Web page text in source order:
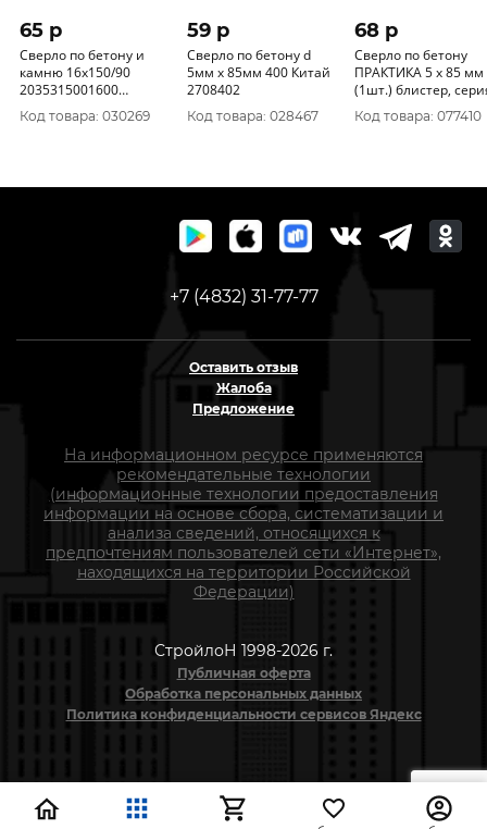
65 p
Сверло по бетону и
камню 16х150/90
2035315001600
ИНТЕРСКОЛ
Код товара: 030269
59 p
Сверло по бетону d
5мм х 85мм 400 Китай
2708402
Код товара: 028467
68 p
Сверло по бетону
ПРАКТИКА 5 х 85 мм
(1шт.) блистер, серия
Мастер 034-076
Код товара: 077410
+7 (4832) 31-77-77
Оставить отзыв
Жалоба
Предложение
На информационном ресурсе применяются
рекомендательные технологии
(информационные технологии предоставления
информации на основе сбора, систематизации и
анализа сведений, относящихся к
предпочтениям пользователей сети «Интернет»,
находящихся на территории Российской
Федерации)
СтройлоН 1998-2026 г.
Публичная оферта
Обработка персональных данных
Политика конфиденциальности сервисов Яндекс